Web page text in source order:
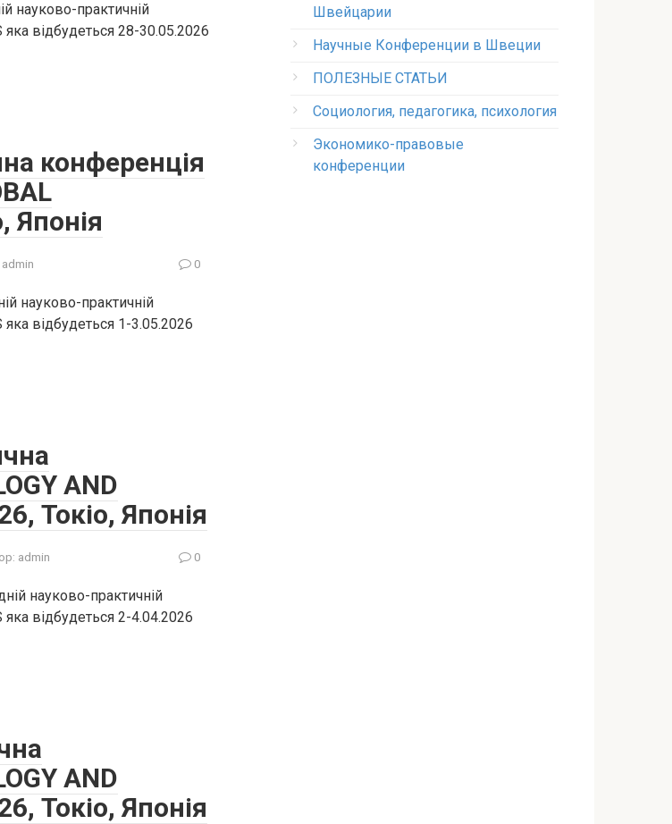
науково-практичній
яка відбудеться 28-30.05.2026
конференція
Японія
admin 0
науково-практичній
яка відбудеться 1-3.05.2026
AND
Токіо, Японія
admin 0
науково-практичній
яка відбудеться 2-4.04.2026
AND
Токіо, Японія
Швейцарии
Научные Конференции в Швеции
ПОЛЕЗНЫЕ СТАТЬИ
Социология, педагогика, психология
Экономико-правовые
конференции